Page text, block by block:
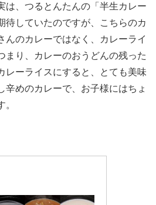
は、つるとんたんの「半生カレー
待していたのですが、こちらのカ
んのカレーではなく、カレーライ
まり、カレーのおうどんの残った
レーライスにすると、とても美味
辛めのカレーで、お子様にはちょ